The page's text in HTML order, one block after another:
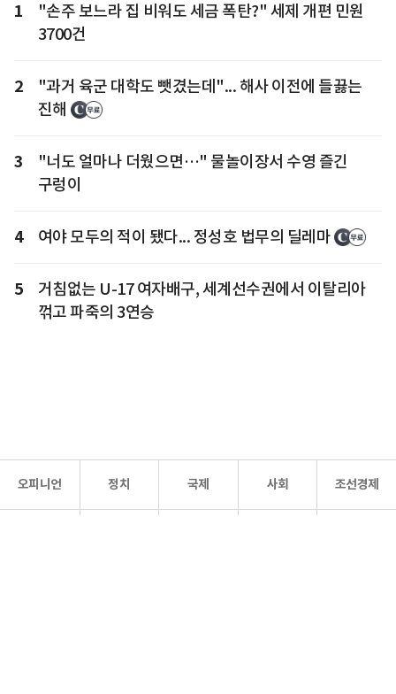
1
"손주 보느라 집 비워도 세금 폭탄?" 세제 개편 민원
3700건
2
"과거 육군 대학도 뺏겼는데"... 해사 이전에 들끓는
진해
3
"너도 얼마나 더웠으면…" 물놀이장서 수영 즐긴
구렁이
4 여야 모두의 적이 됐다... 정성호 법무의 딜레마
5
거침없는 U-17 여자배구, 세계선수권에서 이탈리아
꺾고 파죽의 3연승
오피니언 정치 국제 사회 조선경제